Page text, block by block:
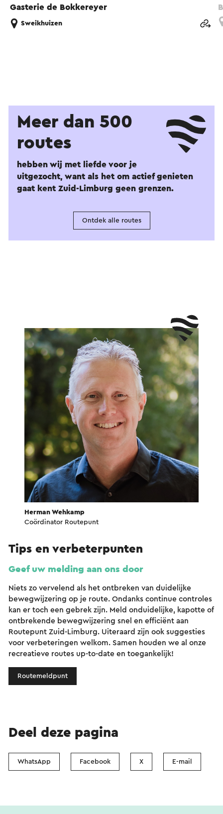
Gasterie de Bokkereyer
Sweikhuizen
Meer dan 500
routes
hebben wij met liefde voor je
uitgezocht, want als het om actief genieten
gaat kent Zuid-Limburg geen grenzen.
Ontdek alle routes
Herman Wehkamp
Coördinator Routepunt
Tips en verbeterpunten
Geef uw melding aan ons door
Niets zo vervelend als het ontbreken van duidelijke
bewegwijzering op je route. Ondanks continue controles
kan er toch een gebrek zijn. Meld onduidelijke, kapotte of
ontbrekende bewegwijzering snel en efficiënt aan
Routepunt Zuid-Limburg. Uiteraard zijn ook suggesties
voor verbeteringen welkom. Samen houden we al onze
recreatieve routes up-to-date en toegankelijk!
Routemeldpunt
Deel deze pagina
WhatsApp Facebook X E-mail